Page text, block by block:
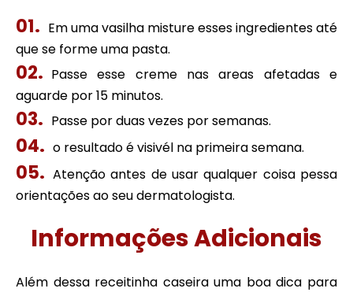
Em uma vasilha misture esses ingredientes até
que se forme uma pasta.
Passe esse creme nas areas afetadas e
aguarde por 15 minutos.
Passe por duas vezes por semanas.
o resultado é visivél na primeira semana.
Atenção antes de usar qualquer coisa pessa
orientações ao seu dermatologista.
Informações Adicionais
Além dessa receitinha caseira uma boa dica para